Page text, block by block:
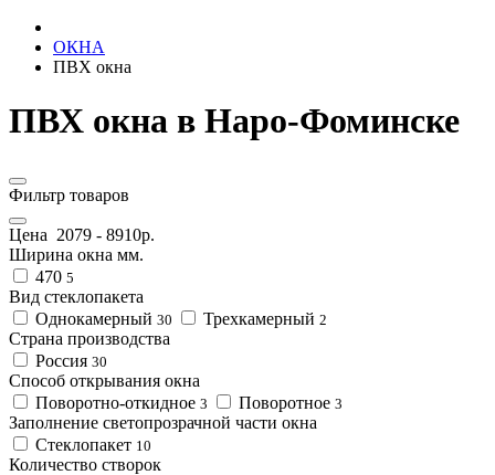
ОКНА
ПВХ окна
ПВХ окна в Наро-Фоминске
Фильтр товаров
Цена 2079 - 8910р.
Ширина окна мм.
470 5
Вид стеклопакета
Однокамерный 30 Трехкамерный 2
Страна производства
Россия 30
Способ открывания окна
Поворотно-откидное 3 Поворотное 3
Заполнение светопрозрачной части окна
Стеклопакет 10
Количество створок